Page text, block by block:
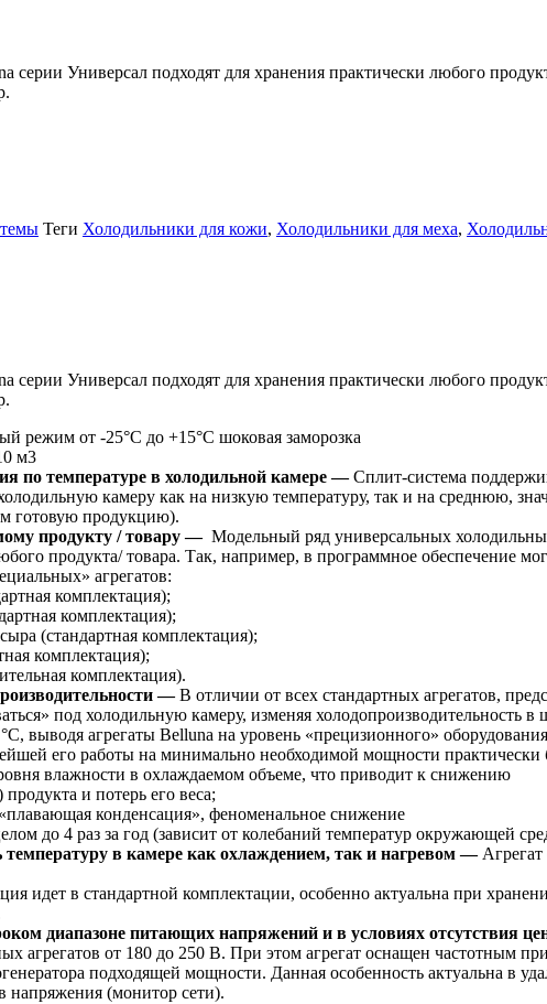
серии Универсал подходят для хранения практически любого
Теги Холодильники для кожи, Холодильники для меха,
серии Универсал подходят для хранения практически любого
режим от -25°С до +15°С шоковая заморозка
м3
по температуре в холодильной камере —Сплит-система
камеру как на низкую температуру, так и на среднюю,
готовую продукцию).
продукту / товару — Модельный ряд универсальных
продукта/ товара. Так, например, в программное обеспечение
агрегатов:
комплектация);
комплектация);
(стандартная комплектация);
комплектация);
комплектация).
—В отличии от всех стандартных агрегатов,
под холодильную камеру, изменяя холодопроизводительность
выводя агрегаты Belluna на уровень «прецизионного»
его работы на минимально необходимой мощности практически
влажности в охлаждаемом объеме, что приводит к снижению
и потерь его веса;
конденсация», феноменальное снижение
до 4 раз за год (зависит от колебаний температур окружающей
в камере как охлаждением, так и нагревом —
идет в стандартной комплектации, особенно актуальна при
диапазоне питающих напряжений и в условиях отсутствия
агрегатов от 180 до 250 В. При этом агрегат оснащен частотным
подходящей мощности. Данная особенность актуальна в
напряжения (монитор сети).